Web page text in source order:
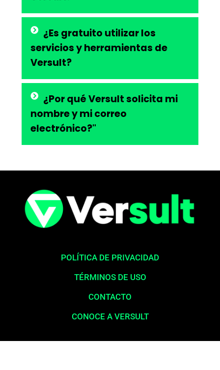
¿Es gratuito utilizar los
servicios y herramientas de
Versult?
¿Por qué Versult solicita mi
nombre y mi correo
electrónico?"
POLÍTICA DE PRIVACIDAD
TÉRMINOS DE USO
CONTACTO
CONOCE A VERSULT